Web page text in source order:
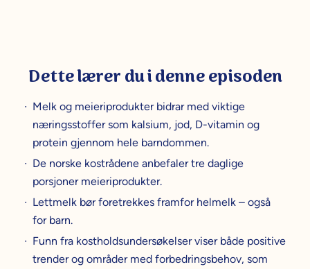
Dette lærer du i denne episoden
Melk og meieriprodukter bidrar med viktige
næringsstoffer som kalsium, jod, D-vitamin og
protein gjennom hele barndommen.
De norske kostrådene anbefaler tre daglige
porsjoner meieriprodukter.
Lettmelk bør foretrekkes framfor helmelk – også
for barn.
Funn fra kostholdsundersøkelser viser både positive
trender og områder med forbedringsbehov, som